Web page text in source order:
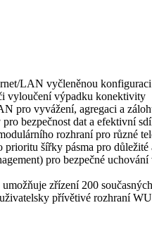
LAN vyčleněnou
vyloučení výpadku konektivity
pro vyvážení, agregaci a
bezpečnost dat a efektivní
rozhraní pro různé
šířky pásma pro důležité
pro bezpečné uchování
zřízení 200
přívětivé rozhraní